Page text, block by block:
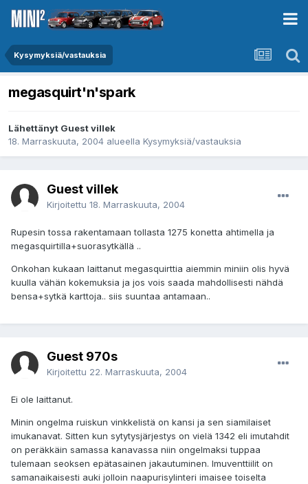
Kysymyksiä/vastauksia
megasquirt'n'spark
Lähettänyt Guest villek
18. Marraskuuta, 2004 alueella Kysymyksiä/vastauksia
Guest villek
Kirjoitettu 18. Marraskuuta, 2004
Rupesin tossa rakentamaan tollasta 1275 konetta ahtimella ja
megasquirtilla+suorasytkällä ..
Onkohan kukaan laittanut megasquirttia aiemmin miniin olis hyvä
kuulla vähän kokemuksia ja jos vois saada mahdollisesti nähdä
bensa+sytkä karttoja.. siis suuntaa antamaan..
Guest 970s
Kirjoitettu 22. Marraskuuta, 2004
Ei ole laittanut.
Minin ongelma ruiskun vinkkelistä on kansi ja sen siamilaiset
imukanavat. Sitten kun sytytysjärjestys on vielä 1342 eli imutahdit
on peräkkäin samassa kanavassa niin ongelmaksi tuppaa
tulemaan seoksen epätasainen jakautuminen. Imuventtiilit on
samanaikaisesti auki jolloin naapurisylinteri imaisee toiselta